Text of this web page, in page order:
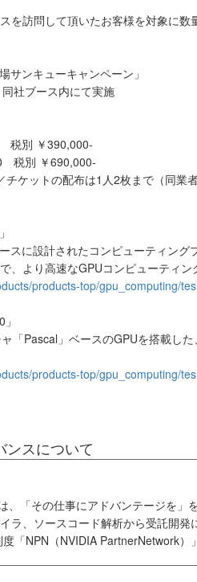
を訪問して頂いたお客様を対象に
サンキューキャンペーン」
社ブース内にて実施
別 ￥390,000-
税別 ￥690,000-
ケットの配布は1人2枚まで（同業
スに設計されたコンピューティン
、より高速なGPUコンピューティン
products-top/gpu_computing/
「Pascal」ベースのGPUを搭載し
products-top/gpu_computing/
ンスについて
、「その仕事にアドバンテージを
ラ、ソースコード解析から受託開
「NPN（NVIDIA PartnerNetwork）